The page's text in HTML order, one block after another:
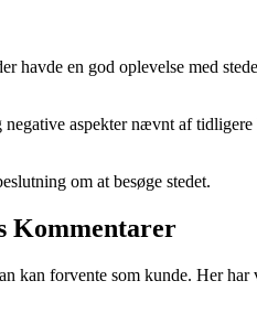
en god oplevelse med
aspekter nævnt af
om at besøge stedet.
Kommentarer
kan forvente som kunde. Her